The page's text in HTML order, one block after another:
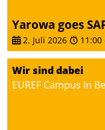
Yarowa goes
2. Juli 2026 11:00
Wir sind dabei
EUREF Campus in